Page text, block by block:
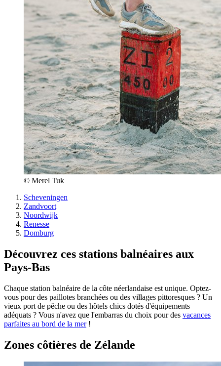
© Merel Tuk
Scheveningen
Zandvoort
Noordwijk
Renesse
Domburg
Découvrez ces stations balnéaires aux
Pays-Bas
Chaque station balnéaire de la côte néerlandaise est unique. Optez-
vous pour des paillotes branchées ou des villages pittoresques ? Un
vieux port de pêche ou des hôtels chics dotés d'équipements
adéquats ? Vous n'avez que l'embarras du choix pour des vacances
parfaites au bord de la mer!
Zones côtières de Zélande